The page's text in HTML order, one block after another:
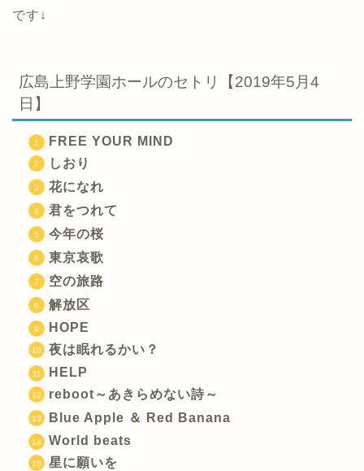
です↓
広島上野学園ホールのセトリ【2019年5月4
日】
FREE YOUR MIND
しおり
花になれ
君をつれて
今年の桜
東京哀歌
空の旅路
解放区
HOPE
夜は眠れるかい？
HELP
reboot～あきらめない詩～
Blue Apple ＆ Red Banana
World beats
星に願いを